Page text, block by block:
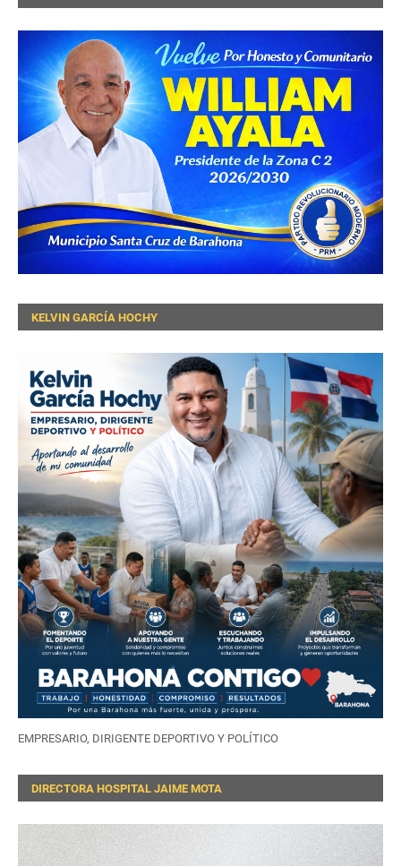
KELVIN GARCÍA HOCHY
EMPRESARIO, DIRIGENTE DEPORTIVO Y POLÍTICO
DIRECTORA HOSPITAL JAIME MOTA